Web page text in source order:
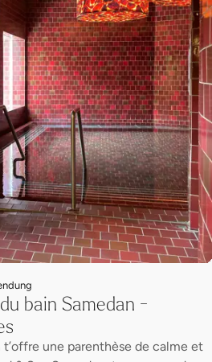
bain Samedan -
une parenthèse de calme et